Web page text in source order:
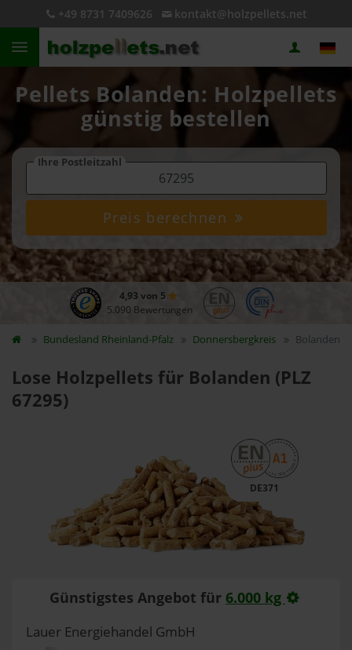
+49 8731 7409626 kontakt@holzpellets.net
Pellets Bolanden: Holzpellets
günstig bestellen
Ihre Postleitzahl
Preis berechnen
4,93 von 5
5.090 Bewertungen
Bundesland Rheinland-Pfalz Donnersbergkreis Bolanden
Lose Holzpellets für Bolanden (PLZ
67295)
DE371
Günstigstes Angebot für 6.000 kg
Lauer Energiehandel GmbH